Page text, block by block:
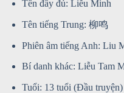
Tên đầy đủ: Liễu Minh
Tên tiếng Trung: 柳鸣
Phiên âm tiếng Anh: Liu
Bí danh khác: Liễu Tam
Tuổi: 13 tuổi (Đầu truyện)